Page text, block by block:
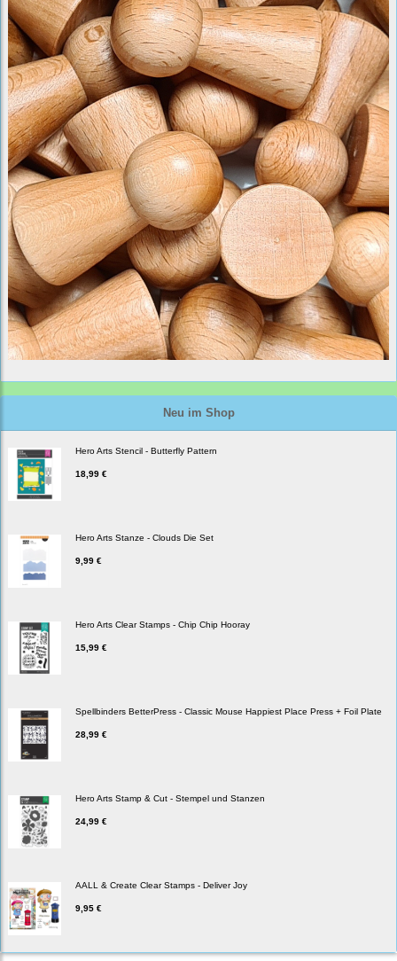
Neu im Shop
Hero Arts Stencil - Butterfly Pattern
18,99 €
Hero Arts Stanze - Clouds Die Set
9,99 €
Hero Arts Clear Stamps - Chip Chip Hooray
15,99 €
Spellbinders BetterPress - Classic Mouse Happiest Place Press + Foil Plate
28,99 €
Hero Arts Stamp & Cut - Stempel und Stanzen
24,99 €
AALL & Create Clear Stamps - Deliver Joy
9,95 €